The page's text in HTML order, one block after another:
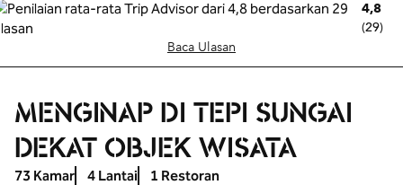
4,8
(29)
Baca Ulasan
MENGINAP DI TEPI SUNGAI
DEKAT OBJEK WISATA
73 Kamar 4 Lantai 1 Restoran